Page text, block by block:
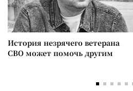
История незрячего ветерана
СВО может помочь другим